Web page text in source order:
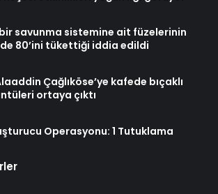
bir savunma sistemine ait füzelerinin
80’ini tükettiği iddia edildi
Çağlıköse’ye kafede bıçaklı
ortaya çıktı
Operasyonu: 1 Tutuklama